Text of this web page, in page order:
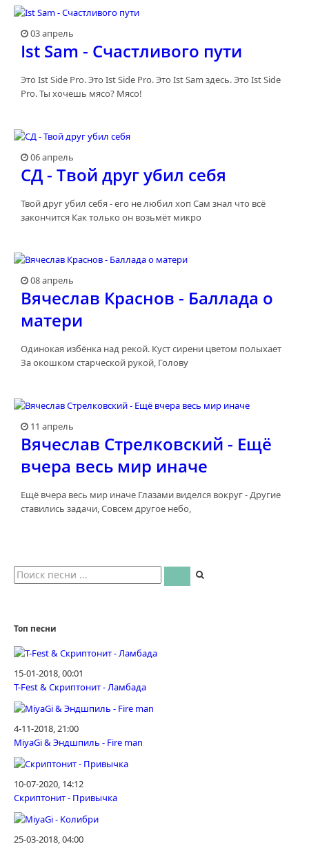
03 апрель
Ist Sam - Счастливого пути
Это Ist Side Pro. Это Ist Side Pro. Это Ist Sam здесь. Это Ist Side
Pro. Ты хочешь мясо? Мясо!
06 апрель
СД - Твой друг убил себя
Твой друг убил себя - его не любил хоп Сам знал что всё
закончится Как только он возьмёт микро
08 апрель
Вячеслав Краснов - Баллада о
матери
Одинокая избёнка над рекой. Куст сирени цветом полыхает
За окошком старческой рукой, Голову
11 апрель
Вячеслав Стрелковский - Ещё
вчера весь мир иначе
Ещё вчера весь мир иначе Глазами виделся вокруг - Другие
ставились задачи, Совсем другое небо,
Топ песни
15-01-2018, 00:01
T-Fest & Скриптонит - Ламбада
4-11-2018, 21:00
MiyaGi & Эндшпиль - Fire man
10-07-2020, 14:12
Скриптонит - Привычка
25-03-2018, 04:00